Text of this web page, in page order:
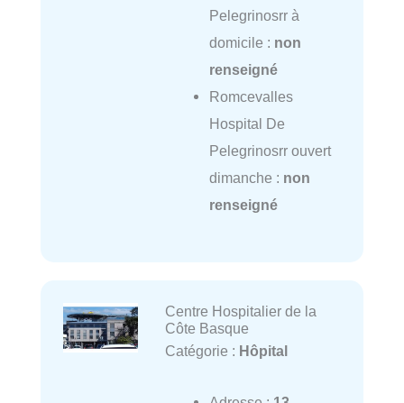
Pelegrinosrr à
domicile : non
renseigné
Romcevalles
Hospital De
Pelegrinosrr ouvert
dimanche : non
renseigné
Centre Hospitalier de la
Côte Basque
Catégorie : Hôpital